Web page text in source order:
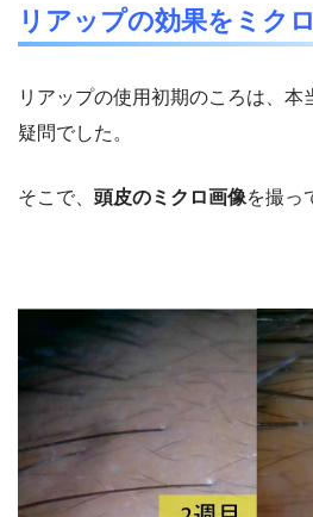
リアップの効果をミク
リアップの使用初期のころは、
疑問でした。
そこで、 頭皮のミクロ画像を撮っ